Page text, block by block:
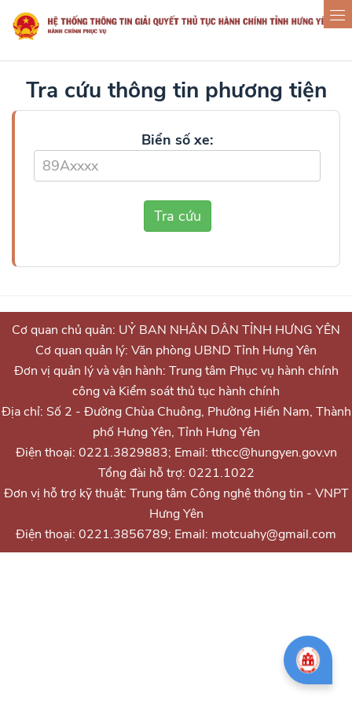
Tra cứu thông tin phương tiện
Biển số xe:
Tra cứu
Cơ quan chủ quản: UỶ BAN NHÂN DÂN TỈNH HƯNG YÊN
Cơ quan quản lý: Văn phòng UBND Tỉnh Hưng Yên
Đơn vị quản lý và vận hành: Trung tâm Phục vụ hành chính
công và Kiểm soát thủ tục hành chính
Địa chỉ: Số 2 - Đường Chùa Chuông, Phường Hiến Nam, Thành
phố Hưng Yên, Tỉnh Hưng Yên
Điện thoại: 0221.3829883; Email: tthcc@hungyen.gov.vn
Tổng đài hỗ trợ: 0221.1022
Đơn vị hỗ trợ kỹ thuật: Trung tâm Công nghệ thông tin - VNPT
Hưng Yên
Điện thoại: 0221.3856789; Email: motcuahy@gmail.com